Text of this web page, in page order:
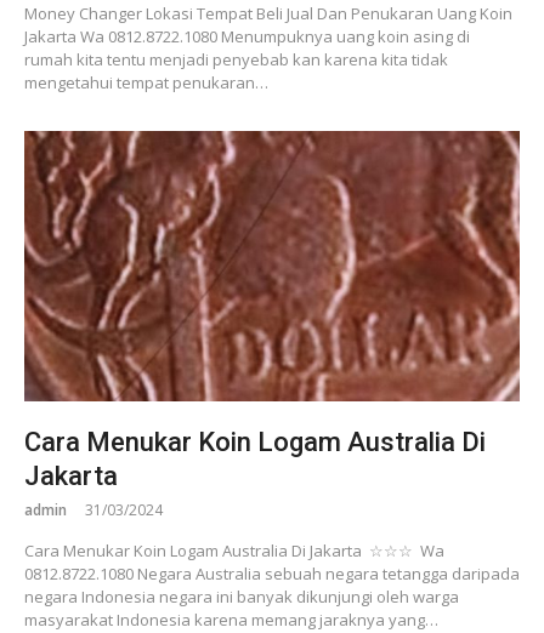
Money Changer Lokasi Tempat Beli Jual Dan Penukaran Uang Koin
Jakarta Wa 0812.8722.1080 Menumpuknya uang koin asing di
rumah kita tentu menjadi penyebab kan karena kita tidak
mengetahui tempat penukaran…
Cara Menukar Koin Logam Australia Di
Jakarta
admin 31/03/2024
Cara Menukar Koin Logam Australia Di Jakarta ☆☆☆ Wa
0812.8722.1080 Negara Australia sebuah negara tetangga daripada
negara Indonesia negara ini banyak dikunjungi oleh warga
masyarakat Indonesia karena memang jaraknya yang…